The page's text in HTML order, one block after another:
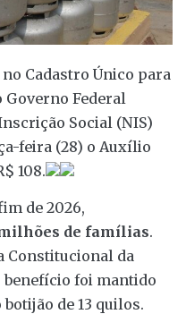
Cadastro Único para
Federal
Social (NIS)
feira (28) o Auxílio
108.
de 2026,
de famílias.
Constitucional da
benefício foi mantido
de 13 quilos.